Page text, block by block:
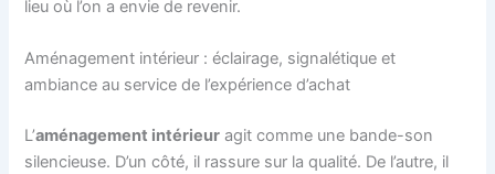
lieu où l’on a envie de revenir.
Aménagement intérieur : éclairage, signalétique et
ambiance au service de l’expérience d’achat
L’aménagement intérieur agit comme une bande-son
silencieuse. D’un côté, il rassure sur la qualité. De l’autre, il